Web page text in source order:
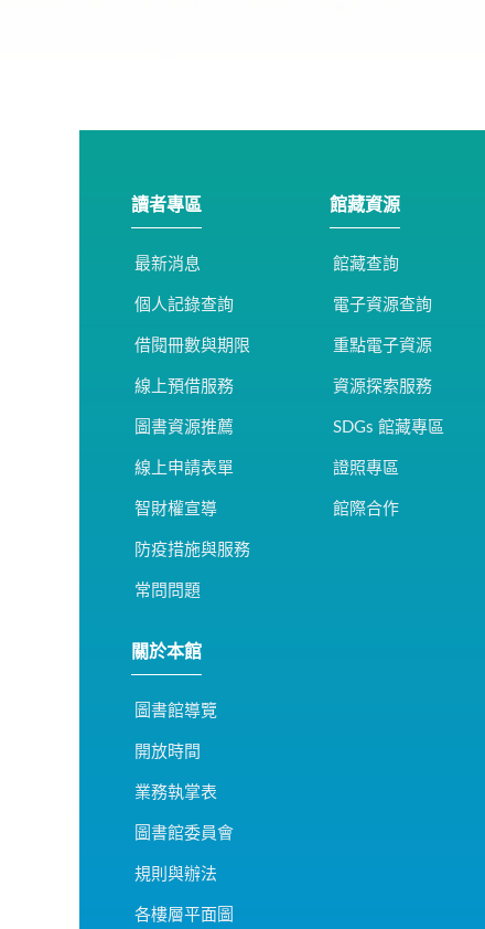
讀者專區
最新消息
個人記錄查詢
借閱冊數與期限
線上預借服務
圖書資源推薦
線上申請表單
智財權宣導
防疫措施與服務
常問問題
館藏資源
館藏查詢
電子資源查詢
重點電子資源
資源探索服務
SDGs 館藏專區
證照專區
館際合作
關於本館
圖書館導覽
開放時間
業務執掌表
圖書館委員會
規則與辦法
各樓層平面圖